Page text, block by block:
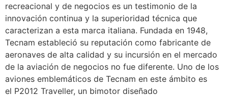
recreacional y de negocios es un testimonio de la
innovación continua y la superioridad técnica que
caracterizan a esta marca italiana. Fundada en 1948,
Tecnam estableció su reputación como fabricante de
aeronaves de alta calidad y su incursión en el mercado
de la aviación de negocios no fue diferente. Uno de los
aviones emblemáticos de Tecnam en este ámbito es
el P2012 Traveller, un bimotor diseñado